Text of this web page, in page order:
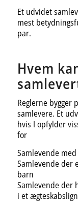
Et udvidet
mest
par.
Hvem
Reglerne bygger
samlevere. Et
hvis I opfylder
for
Samlevende
Samlevende der
barn
Samlevende der
i et